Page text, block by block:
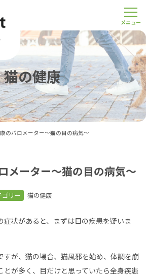
猫の健康
のバロメーター～猫の目の病気～
メーター～猫の目の病気～
ゴリー 猫の健康
症状があると、まずは目の疾患を疑いま
すが、猫の場合、猫風邪を始め、体調を崩
とが多く、目だけと思っていたら全身疾患